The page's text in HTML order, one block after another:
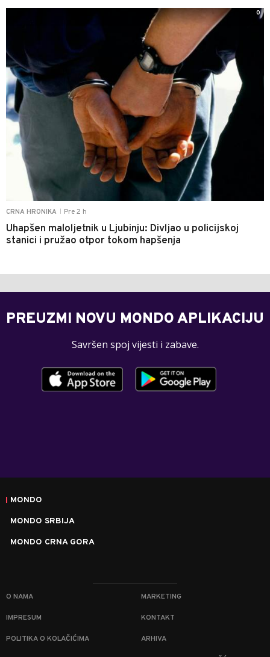
CRNA HRONIKA Pre 2 h
Uhapšen maloljetnik u Ljubinju: Divljao u policijskoj
stanici i pružao otpor tokom hapšenja
0
PREUZMI NOVU MONDO APLIKACIJU
Savršen spoj vijesti i zabave.
MONDO
MONDO SRBIJA
MONDO CRNA GORA
O NAMA MARKETING
IMPRESUM KONTAKT
POLITIKA O KOLAČIĆIMA ARHIVA